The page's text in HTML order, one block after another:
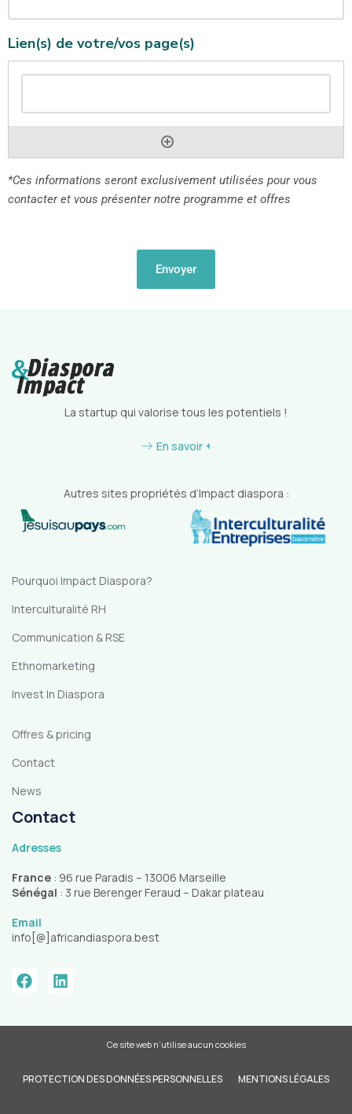
Lien(s) de votre/vos page(s)
*Ces informations seront exclusivement utilisées pour vous
contacter et vous présenter notre programme et offres
La startup qui valorise tous les potentiels !
En savoir +
Autres sites propriétés d’Impact diaspora :
Pourquoi Impact Diaspora?
Interculturalité RH
Communication & RSE
Ethnomarketing
Invest In Diaspora
Offres & pricing
Contact
News
Contact
Adresses
France : 96 rue Paradis – 13006 Marseille
Sénégal : 3 rue Berenger Feraud – Dakar plateau
Email
info[@]africandiaspora.best
PROTECTION DES DONNÉES PERSONNELLES MENTIONS LÉGALES
Ce site web n’utilise aucun cookies